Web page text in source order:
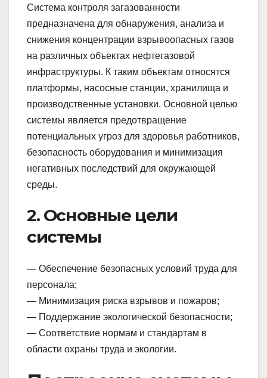
Система контроля загазованности
предназначена для обнаружения, анализа и
снижения концентрации взрывоопасных газов
на различных объектах нефтегазовой
инфраструктуры. К таким объектам относятся
платформы, насосные станции, хранилища и
производственные установки. Основной целью
системы является предотвращение
потенциальных угроз для здоровья работников,
безопасность оборудования и минимизация
негативных последствий для окружающей
среды.
2. Основные цели
системы
— Обеспечение безопасных условий труда для
персонала;
— Минимизация риска взрывов и пожаров;
— Поддержание экологической безопасности;
— Соответствие нормам и стандартам в
области охраны труда и экологии.